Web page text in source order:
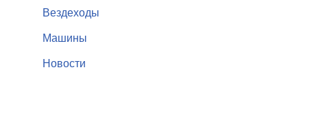
Вездеходы
Машины
Новости